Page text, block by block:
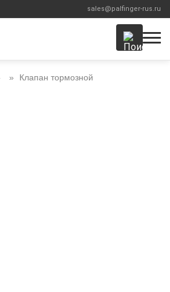
sales@palfinger-rus.ru
Клапан тормозной